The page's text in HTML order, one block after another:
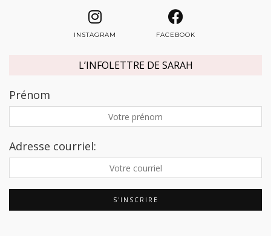
INSTAGRAM FACEBOOK
L’INFOLETTRE DE SARAH
Prénom
Adresse courriel: